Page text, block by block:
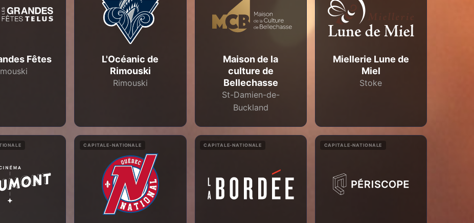
Fêtes
L'Océanic de
Rimouski
Rimouski
Maison de la
culture de
Bellechasse
St-Damien-de-
Buckland
Miellerie Lune de
Miel
Stoke
CAPITALE-NATIONALE CAPITALE-NATIONALE CAPITALE-NATIONALE